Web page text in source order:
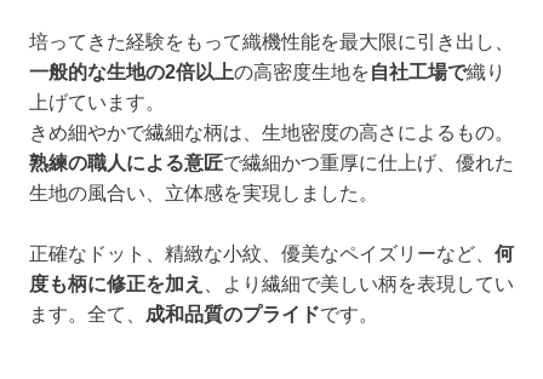
培ってきた経験をもって織機性能を最大限に引き出し、
一般的な生地の2倍以上の高密度生地を自社工場で織り
上げています。
きめ細やかで繊細な柄は、生地密度の高さによるもの。
熟練の職人による意匠で繊細かつ重厚に仕上げ、優れた
生地の風合い、立体感を実現しました。
正確なドット、精緻な小紋、優美なペイズリーなど、 何
度も柄に修正を加え
、より繊細で美しい柄を表現してい
ます。全て、 成和品質のプライドです。